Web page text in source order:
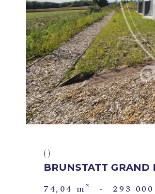
()
BRUNSTATT
74,04 m² - 293